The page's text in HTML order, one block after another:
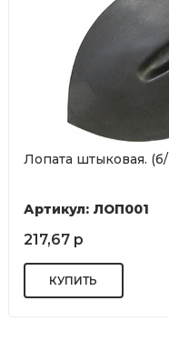
Лопата штыковая.
Артикул: ЛОП001
217,67 р